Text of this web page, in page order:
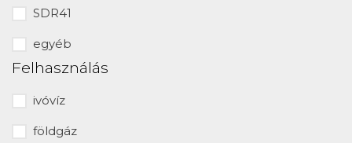
SDR41
egyéb
Felhasználás
ivóvíz
földgáz